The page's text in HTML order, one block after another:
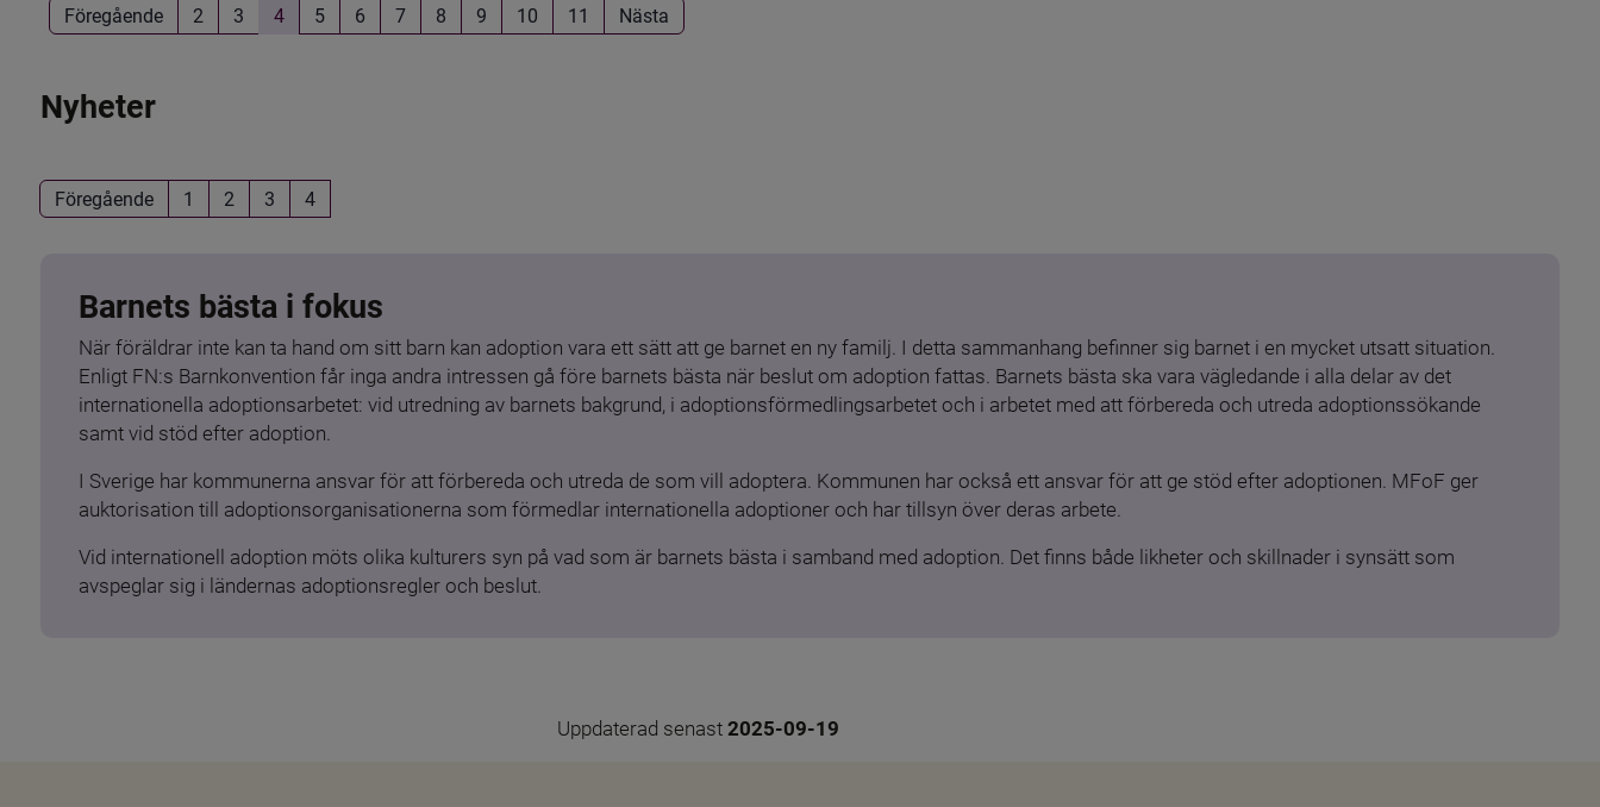
Föregående 2 3 4 5 6 7 8 9 10 11 Nästa
Nyheter
Föregående 1 2 3 4
Barnets bästa i fokus
När föräldrar inte kan ta hand om sitt barn kan adoption vara ett sätt att ge barnet en ny familj. I detta sammanhang befinner sig barnet i en mycket utsatt situation.
Enligt FN:s Barnkonvention får inga andra intressen gå före barnets bästa när beslut om adoption fattas. Barnets bästa ska vara vägledande i alla delar av det
internationella adoptionsarbetet: vid utredning av barnets bakgrund, i adoptionsförmedlingsarbetet och i arbetet med att förbereda och utreda adoptionssökande
samt vid stöd efter adoption.
I Sverige har kommunerna ansvar för att förbereda och utreda de som vill adoptera. Kommunen har också ett ansvar för att ge stöd efter adoptionen. MFoF ger
auktorisation till adoptionsorganisationerna som förmedlar internationella adoptioner och har tillsyn över deras arbete.
Vid internationell adoption möts olika kulturers syn på vad som är barnets bästa i samband med adoption. Det finns både likheter och skillnader i synsätt som
avspeglar sig i ländernas adoptionsregler och beslut.
Uppdaterad senast 2025-09-19